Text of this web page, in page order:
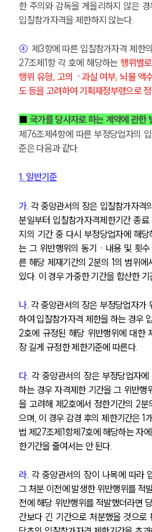
한 주의와 감독을 게을리하지 않은
입찰참가자격을 제한하지 않는다.
④ 제3항에 따른 입찰참가자격 제한
27조제1항 각 호에 해당하는 행위별
행위 유형, 고의ㆍ과실 여부, 뇌물 액
도 등을 고려하여 기획재정부령으로
■ 국가를 당사자로 하는 계약에 관한
제76조제4항에 따른 부정당업자의
준은 다음과 같다.
1. 일반기준
가. 각 중앙관서의 장은 입찰참가자격
분일부터 입찰참가자격제한기간 종
지의 기간 중 다시 부정당업자에 해당
는 그 위반행위의 동기ㆍ내용 및 횟
른 해당 제재기간의 2분의 1의 범위
있다. 이 경우 가중한 기간을 합산한
나. 각 중앙관서의 장은 부정당업자가
하여 입찰참가자격 제한을 하는 경우
2호에 규정된 해당 위반행위에 대한
장 길게 규정한 제한기준에 따른다.
다. 각 중앙관서의 장은 부정당업자
하는 경우 자격제한 기간을 그 위반행
을 고려해 제2호에서 정한기간의 2분
으며, 이 경우 감경 후의 제한기간은 1
법 제27조제1항제7호에 해당하는 자
한기간을 줄여서는 안 된다.
라. 각 중앙관서의 장이 나목에 따라
그 처분 이전에 발생한 위반행위를 적
전에 해당 위반행위를 적발했더라면
간보다 긴 기간으로 처분했을 것으로